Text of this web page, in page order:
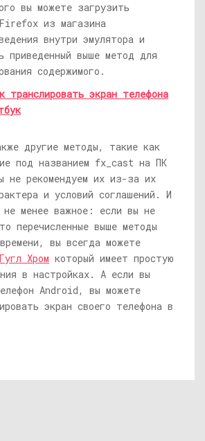
вы можете загрузить
из магазина
внутри эмулятора и
приведенный выше метод для
содержимого.
транслировать экран телефона
другие методы, такие как
под названием fx_cast на ПК
рекомендуем их из-за их
и условий соглашений. И
не менее важное: если вы не
перечисленные выше методы
вы всегда можете
Гугл Хром который имеет простую
в настройках. А если вы
Android, вы можете
экран своего телефона в